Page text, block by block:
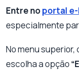
Entre noportal
especialmente
No menu superior,
escolha a opção